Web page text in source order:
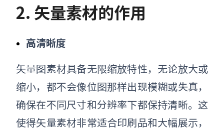
2. 矢量素材的作用
高清晰度
矢量图素材具备无限缩放特性，无论放大或
缩小，都不会像位图那样出现模糊或失真，
确保在不同尺寸和分辨率下都保持清晰。这
使得矢量素材非常适合印刷品和大幅展示，